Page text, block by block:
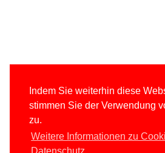
Indem Sie weiterhin diese
stimmen Sie der Verwendung
zu.
Weitere Informationen zu